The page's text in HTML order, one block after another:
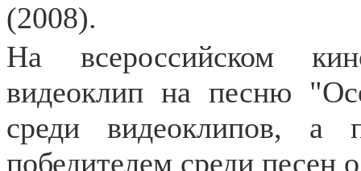
(2008).
На всероссийском
видеоклип на песню
среди видеоклипов,
победителем среди песен